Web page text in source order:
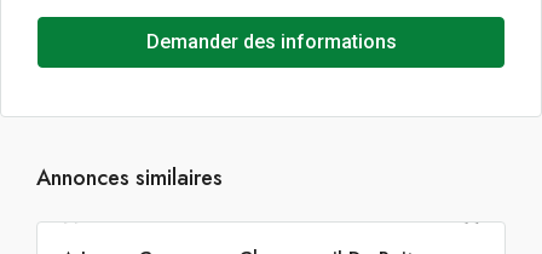
Demander des informations
Annonces similaires
121€ m²/an HT HC